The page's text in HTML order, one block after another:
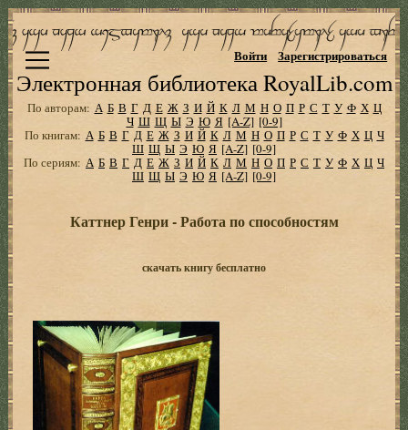
Электронная библиотека RoyalLib.com
Войти Зарегистрироваться
По авторам: А Б В Г Д Е Ж З И Й К Л М Н О П Р С Т У Ф Х Ц
Ч Ш Щ Ы Э Ю Я [A-Z] [0-9]
По книгам: А Б В Г Д Е Ж З И Й К Л М Н О П Р С Т У Ф Х Ц Ч
Ш Щ Ы Э Ю Я [A-Z] [0-9]
По сериям: А Б В Г Д Е Ж З И Й К Л М Н О П Р С Т У Ф Х Ц Ч
Ш Щ Ы Э Ю Я [A-Z] [0-9]
Каттнер Генри - Работа по способностям
скачать книгу бесплатно